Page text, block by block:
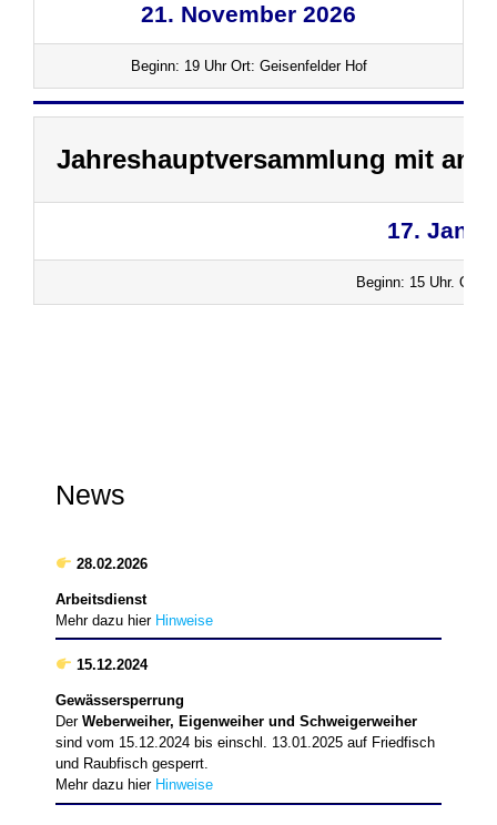
21. November 2026
Beginn: 19 Uhr Ort: Geisenfelder Hof
Jahreshauptversammlung mit
17.
Beginn: 15 Uhr. Ort:
News
28.02.2026
Arbeitsdienst
Mehr dazu hier Hinweise
15.12.2024
Gewässersperrung
DerWeberweiher, Eigenweiher und Schweigerweiher
sind vom 15.12.2024 bis einschl. 13.01.2025 auf Friedfisch
und Raubfisch gesperrt.
Mehr dazu hier Hinweise